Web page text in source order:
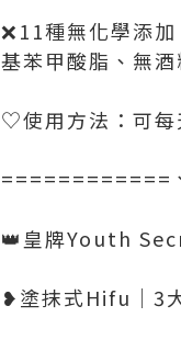
❌11種無化學添
基苯甲酸脂、無
♡使用方法：可每
👑皇牌Youth
❥塗抹式Hifu｜3